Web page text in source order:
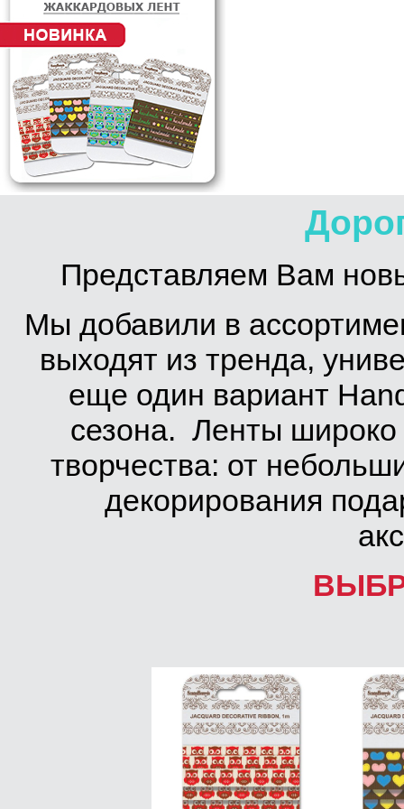
Представляем Вам
Мы добавили в
выходят из тренда,
еще один вариант
сезона. Ленты
творчества: от
декорирования